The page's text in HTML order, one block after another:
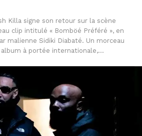
Killa signe son retour sur la scène
clip intitulé « Bomböé Préféré », en
malienne Sidiki Diabaté. Un morceau
à portée internationale,…